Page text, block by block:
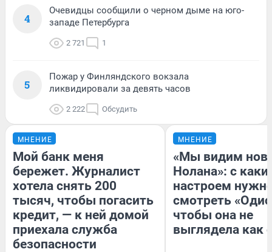
4
Очевидцы сообщили о черном дыме на юго-
западе Петербурга
2 721 1
5
Пожар у Финляндского вокзала
ликвидировали за девять часов
2 222 Обсудить
МНЕНИЕ
Мой банк меня
бережет. Журналист
хотела снять 200
тысяч, чтобы погасить
кредит, — к ней домой
приехала служба
безопасности
МНЕНИЕ
«Мы видим
Нолана»: с
настроем
смотреть
чтобы она не
выглядела как